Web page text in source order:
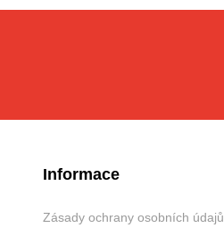
Informace
Zásady ochrany osobních údajů